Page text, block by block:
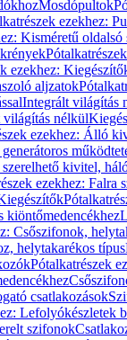
Mosdópultok
ezekhez:
Kisméretű oldalsó
ezekhez:
aljzatok
Integrált világítás
világítás nélkül
ezekhez: Álló
kivitel,
ezekhez: Falra
kiöntőmedencékhez
Csőszifonok,
helytakarékos típus
Pótalkatrészek
csatlakozások
Lefolyókészletek
szifonok